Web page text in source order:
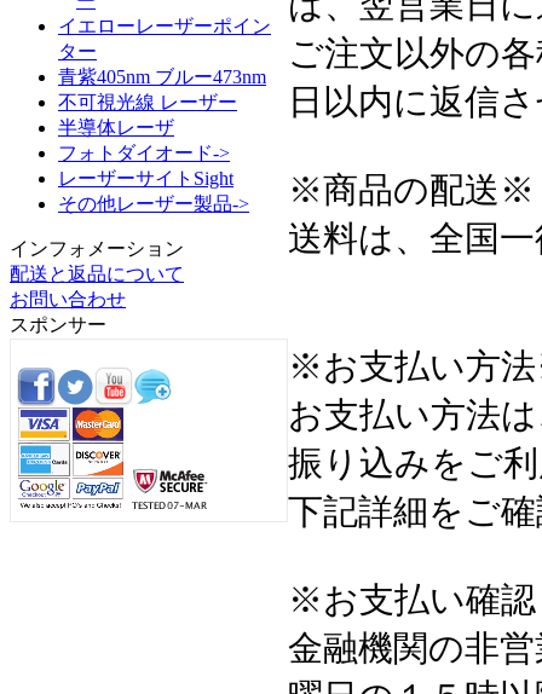
イエローレーザーポイン
ター
青紫405nm ブルー473nm
不可視光線 レーザー
半導体レーザ
フォトダイオード->
レーザーサイトSight
その他レーザー製品->
インフォメーション
配送と返品について
お問い合わせ
スポンサー
ご注文以外の
日以内に返信
※商品の配送※
送料は、全国
※お支払い方
お支払い方法
振り込みをご
下記詳細をご
※お支払い確
金融機関の非